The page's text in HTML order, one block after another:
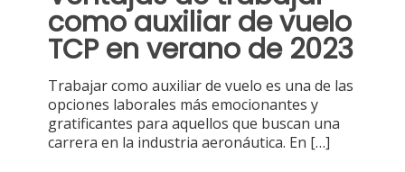
como auxiliar de vuelo
TCP en verano de 2023
Trabajar como auxiliar de vuelo es una de las
opciones laborales más emocionantes y
gratificantes para aquellos que buscan una
carrera en la industria aeronáutica. En […]